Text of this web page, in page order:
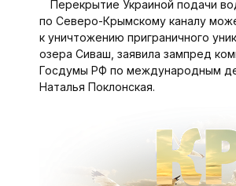
Перекрытие Украиной подачи
по Северо-Крымскому каналу
к уничтожению приграничного
озера Сиваш, заявила зампред
Госдумы РФ по международным
Наталья Поклонская.